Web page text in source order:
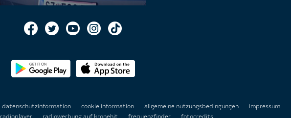
datenschutzinformation cookie information allgemeine nutzungsbedingungen
impressum
radioplayer radiowerbung auf kronehit frequenzfinder fotocredits